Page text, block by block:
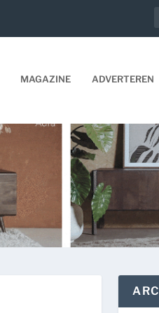
MAGAZINE ADVERTEREN